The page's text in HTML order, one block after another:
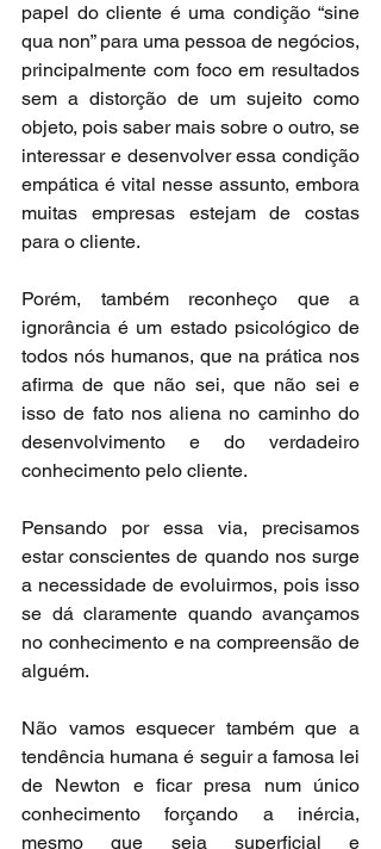
papel do cliente é uma condição “sine
qua non” para uma pessoa de negócios,
principalmente com foco em resultados
sem a distorção de um sujeito como
objeto, pois saber mais sobre o outro, se
interessar e desenvolver essa condição
empática é vital nesse assunto, embora
muitas empresas estejam de costas
para o cliente.
Porém, também reconheço que a
ignorância é um estado psicológico de
todos nós humanos, que na prática nos
afirma de que não sei, que não sei e
isso de fato nos aliena no caminho do
desenvolvimento e do verdadeiro
conhecimento pelo cliente.
Pensando por essa via, precisamos
estar conscientes de quando nos surge
a necessidade de evoluirmos, pois isso
se dá claramente quando avançamos
no conhecimento e na compreensão de
alguém.
Não vamos esquecer também que a
tendência humana é seguir a famosa lei
de Newton e ficar presa num único
conhecimento forçando a inércia,
mesmo que seja superficial e